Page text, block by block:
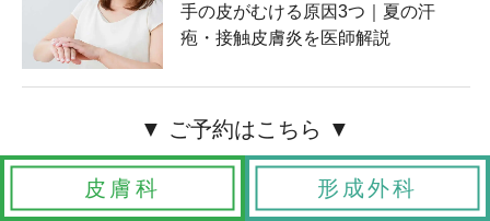
手の皮がむける原因3つ｜夏の汗
疱・接触皮膚炎を医師解説
粉瘤・ほくろの日帰り手術｜川口院
の当日オペ対応
皮膚科 形成外科